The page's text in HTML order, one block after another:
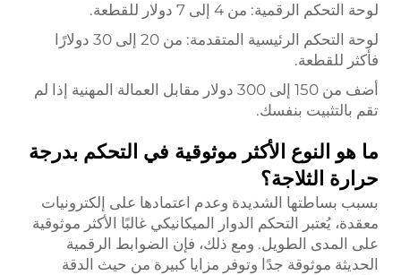
لوحة التحكم الرقمية: من 4 إلى 7 دولار للقطعة.
لوحة التحكم الرئيسية المتقدمة: من 20 إلى 30 دولارًا
فأكثر للقطعة.
أضف من 150 إلى 300 دولار مقابل العمالة المهنية إذا لم
تقم بالتثبيت بنفسك.
ما هو النوع الأكثر موثوقية في التحكم بدرجة
حرارة الثلاجة؟
بسبب بساطتها الشديدة وعدم اعتمادها على إلكترونيات
معقدة، يُعتبر التحكم الدوار الميكانيكي غالبًا الأكثر موثوقية
على المدى الطويل. ومع ذلك، فإن الضوابط الرقمية
الحديثة موثوقة جدًا وتوفر مزايا كبيرة من حيث الدقة